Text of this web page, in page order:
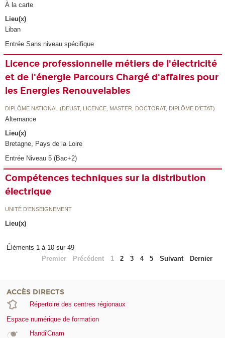
À la carte
Lieu(x)
Liban
Entrée Sans niveau spécifique
Licence professionnelle métiers de l'électricité
et de l'énergie Parcours Chargé d'affaires pour
les Energies Renouvelables
DIPLÔME NATIONAL (DEUST, LICENCE, MASTER, DOCTORAT, DIPLÔME D'ETAT)
Alternance
Lieu(x)
Bretagne, Pays de la Loire
Entrée Niveau 5 (Bac+2)
Compétences techniques sur la distribution
électrique
UNITÉ D’ENSEIGNEMENT
Lieu(x)
Éléments 1 à 10 sur 49
Premier
Précédent 1 2 3 4 5 Suivant Dernier
ACCÈS DIRECTS
Répertoire des centres régionaux
Espace numérique de formation
Handi'Cnam